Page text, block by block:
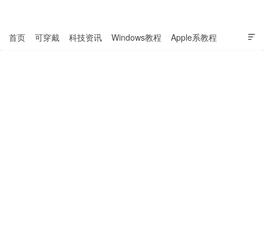

首页 可穿戴 科技资讯 Windows教程 Apple系教程